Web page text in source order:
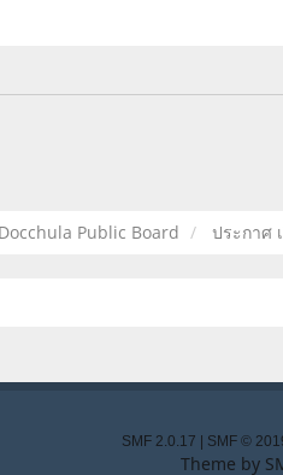
Docchula Public Board ประกาศ
SMF 2.0.17 SMF ©
Theme by